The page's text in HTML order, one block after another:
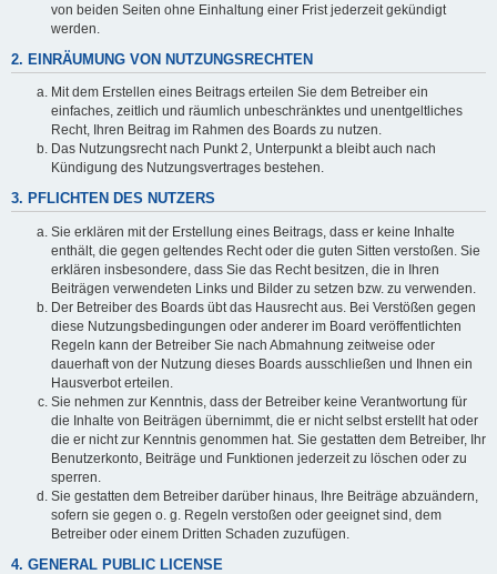
von beiden Seiten ohne Einhaltung einer Frist jederzeit gekündigt
werden.
2. EINRÄUMUNG VON NUTZUNGSRECHTEN
Mit dem Erstellen eines Beitrags erteilen Sie dem Betreiber ein
einfaches, zeitlich und räumlich unbeschränktes und unentgeltliches
Recht, Ihren Beitrag im Rahmen des Boards zu nutzen.
Das Nutzungsrecht nach Punkt 2, Unterpunkt a bleibt auch nach
Kündigung des Nutzungsvertrages bestehen.
3. PFLICHTEN DES NUTZERS
Sie erklären mit der Erstellung eines Beitrags, dass er keine Inhalte
enthält, die gegen geltendes Recht oder die guten Sitten verstoßen. Sie
erklären insbesondere, dass Sie das Recht besitzen, die in Ihren
Beiträgen verwendeten Links und Bilder zu setzen bzw. zu verwenden.
Der Betreiber des Boards übt das Hausrecht aus. Bei Verstößen gegen
diese Nutzungsbedingungen oder anderer im Board veröffentlichten
Regeln kann der Betreiber Sie nach Abmahnung zeitweise oder
dauerhaft von der Nutzung dieses Boards ausschließen und Ihnen ein
Hausverbot erteilen.
Sie nehmen zur Kenntnis, dass der Betreiber keine Verantwortung für
die Inhalte von Beiträgen übernimmt, die er nicht selbst erstellt hat oder
die er nicht zur Kenntnis genommen hat. Sie gestatten dem Betreiber, Ihr
Benutzerkonto, Beiträge und Funktionen jederzeit zu löschen oder zu
sperren.
Sie gestatten dem Betreiber darüber hinaus, Ihre Beiträge abzuändern,
sofern sie gegen o. g. Regeln verstoßen oder geeignet sind, dem
Betreiber oder einem Dritten Schaden zuzufügen.
4. GENERAL PUBLIC LICENSE